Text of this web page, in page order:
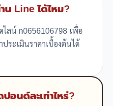
น Line ได้ไหม?
ลน์ n0656106798 เพื่อ
ระเมินราคาเบื้องต้นได้
อนด์ละเท่าไหร่?